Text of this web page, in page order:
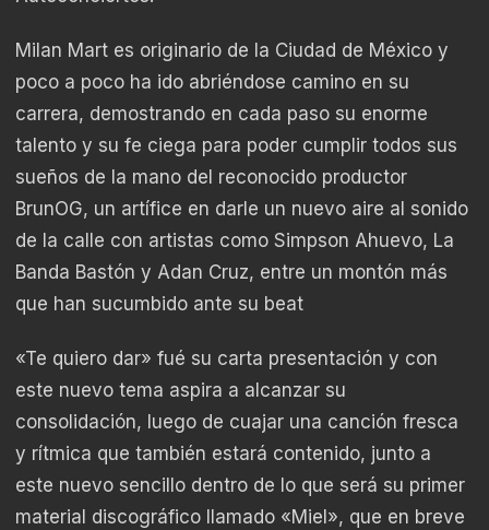
Milan Mart es originario de la Ciudad de México y
poco a poco ha ido abriéndose camino en su
carrera, demostrando en cada paso su enorme
talento y su fe ciega para poder cumplir todos sus
sueños de la mano del reconocido productor
BrunOG, un artífice en darle un nuevo aire al sonido
de la calle con artistas como Simpson Ahuevo, La
Banda Bastón y Adan Cruz, entre un montón más
que han sucumbido ante su beat
«Te quiero dar» fué su carta presentación y con
este nuevo tema aspira a alcanzar su
consolidación, luego de cuajar una canción fresca
y rítmica que también estará contenido, junto a
este nuevo sencillo dentro de lo que será su primer
material discográfico llamado «Miel», que en breve